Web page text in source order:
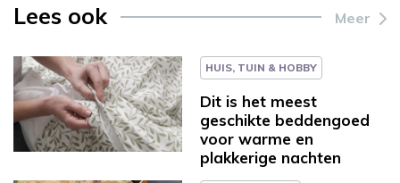
Lees ook Meer
HUIS, TUIN & HOBBY
Dit is het meest
geschikte beddengoed
voor warme en
plakkerige nachten